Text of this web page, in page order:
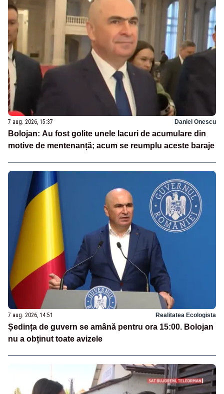
7 aug. 2026, 15:37 Daniel Onescu
Bolojan: Au fost golite unele lacuri de acumulare din
motive de mentenanță; acum se reumplu aceste baraje
7 aug. 2026, 14:51 Realitatea Ecologista
Ședința de guvern se amână pentru ora 15:00. Bolojan
nu a obținut toate avizele